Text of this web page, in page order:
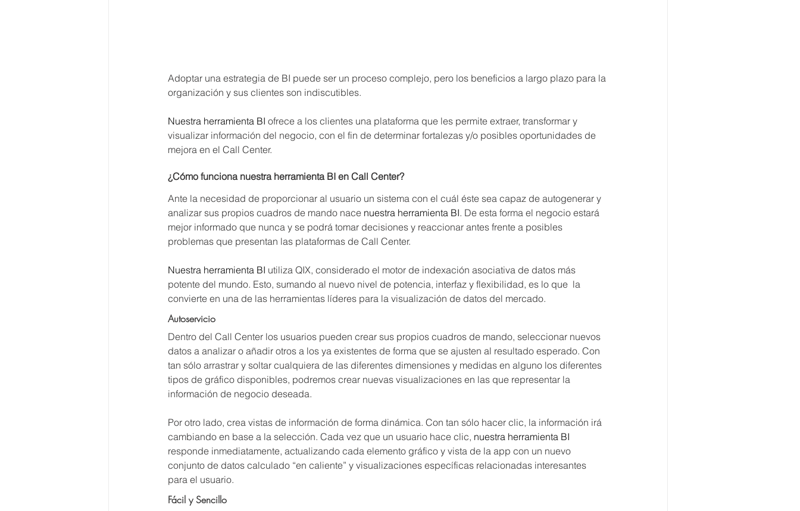
Adoptar una estrategia de BI puede ser un proceso complejo, pero los beneficios a largo plazo para la
organización y sus clientes son indiscutibles.
Nuestra herramienta BI ofrece a los clientes una plataforma que les permite extraer, transformar y
visualizar información del negocio, con el fin de determinar fortalezas y/o posibles oportunidades de
mejora en el Call Center.
¿Cómo funciona nuestra herramienta BI en Call Center?
Ante la necesidad de proporcionar al usuario un sistema con el cuál éste sea capaz de autogenerar y
analizar sus propios cuadros de mando nace nuestra herramienta BI. De esta forma el negocio estará
mejor informado que nunca y se podrá tomar decisiones y reaccionar antes frente a posibles
problemas que presentan las plataformas de Call Center.
Nuestra herramienta BI utiliza QIX, considerado el motor de indexación asociativa de datos más
potente del mundo. Esto, sumando al nuevo nivel de potencia, interfaz y flexibilidad, es lo que  la
convierte en una de las herramientas líderes para la visualización de datos del mercado.
Autoservicio
Dentro del Call Center los usuarios pueden crear sus propios cuadros de mando, seleccionar nuevos
datos a analizar o añadir otros a los ya existentes de forma que se ajusten al resultado esperado. Con
tan sólo arrastrar y soltar cualquiera de las diferentes dimensiones y medidas en alguno los diferentes
tipos de gráfico disponibles, podremos crear nuevas visualizaciones en las que representar la
información de negocio deseada.
Por otro lado, crea vistas de información de forma dinámica. Con tan sólo hacer clic, la información irá
cambiando en base a la selección. Cada vez que un usuario hace clic, nuestra herramienta BI
responde inmediatamente, actualizando cada elemento gráfico y vista de la app con un nuevo
conjunto de datos calculado “en caliente” y visualizaciones específicas relacionadas interesantes
para el usuario.
Fácil y Sencillo